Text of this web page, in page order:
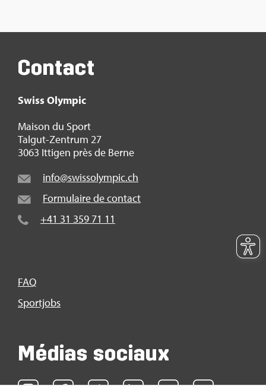
Contact
Swiss Olym­pic
Mai­son du Sport
Tal­gut-Zen­trum 27
3063 Itti­gen près de Berne
info@​swi​ssol​ympi​c.​ch
For­mu­laire de contact
+41 31 359 71 11
FAQ
Sport­jobs
Médias sociaux